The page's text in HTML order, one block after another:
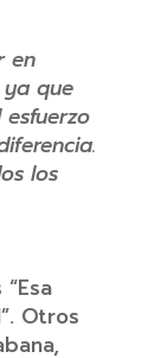
en
que
los
Otros